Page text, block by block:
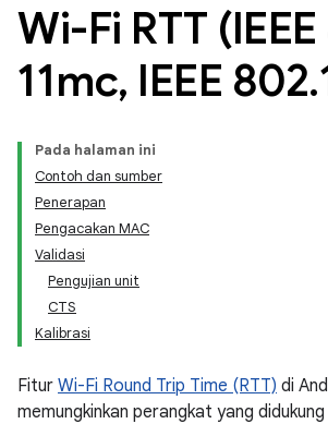
Wi-Fi RTT
11mc, IEEE 802.
Pada halaman ini
Contoh dan sumber
Penerapan
Pengacakan MAC
Validasi
Pengujian unit
CTS
Kalibrasi
Fitur Wi-Fi Round Trip Time (RTT) di
memungkinkan perangkat yang